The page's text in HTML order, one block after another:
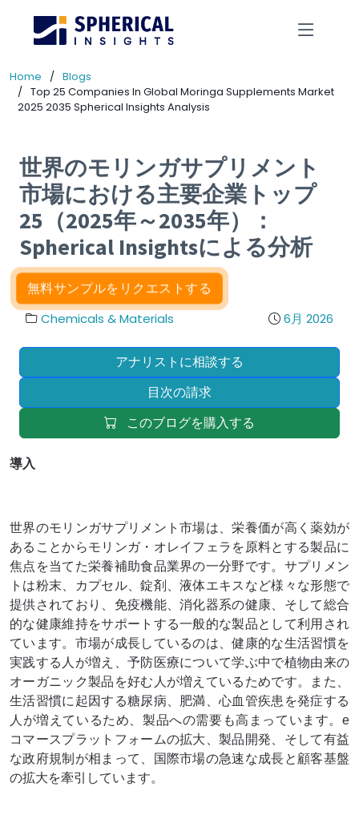
Home
Blogs
Top 25 Companies In Global Moringa Supplements Market
2025 2035 Spherical Insights Analysis
世界のモリンガサプリメント
市場における主要企業トップ
25（2025年～2035年）：
Spherical Insightsによる分析
無料サンプルをリクエストする
Chemicals & Materials 6月 2026
アナリストに相談する
目次の請求
このブログを購入する
導入
世界のモリンガサプリメント市場は、栄養価が高く薬効が
あることからモリンガ・オレイフェラを原料とする製品に
焦点を当てた栄養補助食品業界の一分野です。サプリメン
トは粉末、カプセル、錠剤、液体エキスなど様々な形態で
提供されており、免疫機能、消化器系の健康、そして総合
的な健康維持をサポートする一般的な製品として利用され
ています。市場が成長しているのは、健康的な生活習慣を
実践する人が増え、予防医療について学ぶ中で植物由来の
オーガニック製品を好む人が増えているためです。また、
生活習慣に起因する糖尿病、肥満、心血管疾患を発症する
人が増えているため、製品への需要も高まっています。e
コマースプラットフォームの拡大、製品開発、そして有益
な政府規制が相まって、国際市場の急速な成長と顧客基盤
の拡大を牽引しています。